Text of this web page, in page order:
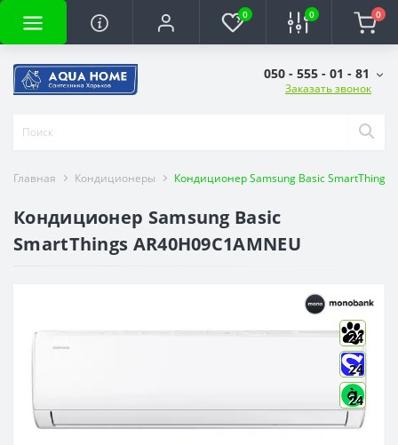
0 0 0
050 - 555 - 01 - 81
Заказать звонок
Главная Кондиционеры Кондиционер Samsung Basic SmartThings
Кондиционер Samsung Basic
SmartThings AR40H09C1AMNEU
24
24
24